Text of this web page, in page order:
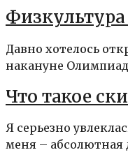
Физкультура
Давно хотелось
накануне
Что такое
Я серьезно
меня – абсолютная